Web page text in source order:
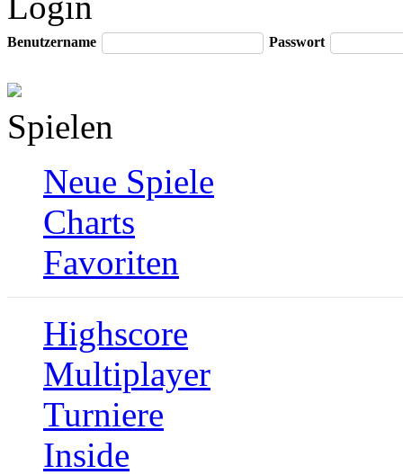
Benutzername Passwort
Spielen
Neue Spiele
Charts
Favoriten
Highscore
Multiplayer
Turniere
Inside